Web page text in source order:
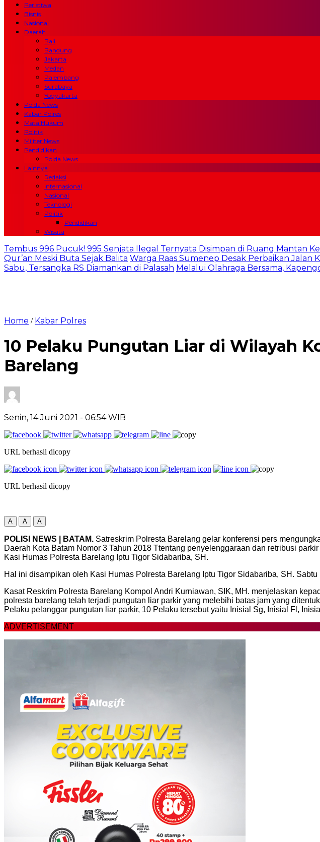
Peristiwa
Bisnis
Nasional
Daerah
Bali
Bandung
Jakarta
Medan
Palembang
Surabaya
Yogyakarta
Polda News
Kabar Polres
Mata Hukum
Politik
Militer News
Pendidikan
Polda News
Lainnya
Redaksi
Internasional
Nasional
Teknologi
Politik
Pendidikan
Wisata
Tembus 996 Pucuk! 995 Senjata Ilegal Ternyata Disimpan di Ruang Mantan
Qur’an Meski Buta Sejak Balita Warga Raas Sumenep Desak Perbaikan Jalan
Sabu, Tersangka RS Diamankan di Palasah Melalui Olahraga Bersama,
Home / Kabar Polres
10 Pelaku Pungutan Liar di Wilayah
Barelang
Senin, 14 Juni 2021 - 06:54 WIB
URL berhasil dicopy
URL berhasil dicopy
A A A
POLISI NEWS | BATAM. Satreskrim Polresta Barelang gelar konferensi pers
Daerah Kota Batam Nomor 3 Tahun 2018 Ttentang penyelenggaraan dan retribusi
Kasi Humas Polresta Barelang Iptu Tigor Sidabariba, SH.
Hal ini disampikan oleh Kasi Humas Polresta Barelang Iptu Tigor Sidabariba, SH.
Kasat Reskrim Polresta Barelang Kompol Andri Kurniawan, SIK, MH. menjelaskan
polresta barelang telah terjadi pungutan liar parkir yang melebihi batas jam yang
Pelaku pelanggar pungutan liar parkir, 10 Pelaku tersebut yaitu Inisial Sg, Inisial Fl,
ADVERTISEMENT